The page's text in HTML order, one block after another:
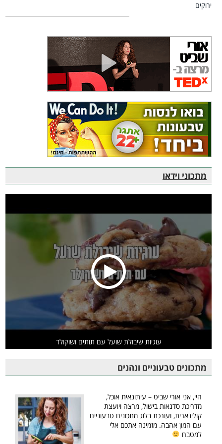
מתכוני וידאו
עוגיות שיבולת שועל עם תותים ושוקולד
מתכונים טבעוניים ונהנים
היי, אני אורי שביט – עיתונאית אוכל,
מדריכת סדנאות בישול, מרצה ויועצת
קולינארית, ועורכת בלוג מתכונים טבעוניים
עם המון אהבה. מזמינה אתכם אלי
למטבח